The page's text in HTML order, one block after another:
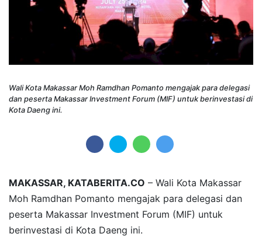
Wali Kota Makassar Moh Ramdhan Pomanto mengajak para delegasi
dan peserta Makassar Investment Forum (MIF) untuk berinvestasi di
Kota Daeng ini.
MAKASSAR, KATABERITA.CO – Wali Kota Makassar
Moh Ramdhan Pomanto mengajak para delegasi dan
peserta Makassar Investment Forum (MIF) untuk
berinvestasi di Kota Daeng ini.